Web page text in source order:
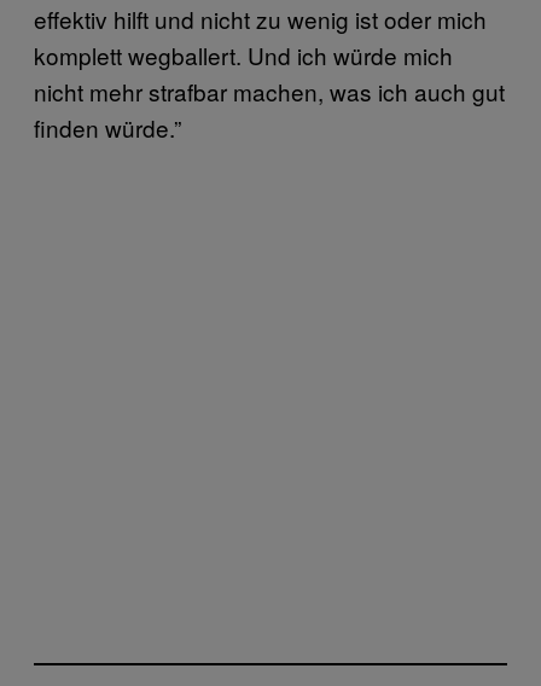
effektiv hilft und nicht zu wenig ist oder mich
komplett wegballert. Und ich würde mich
nicht mehr strafbar machen, was ich auch gut
finden würde.”